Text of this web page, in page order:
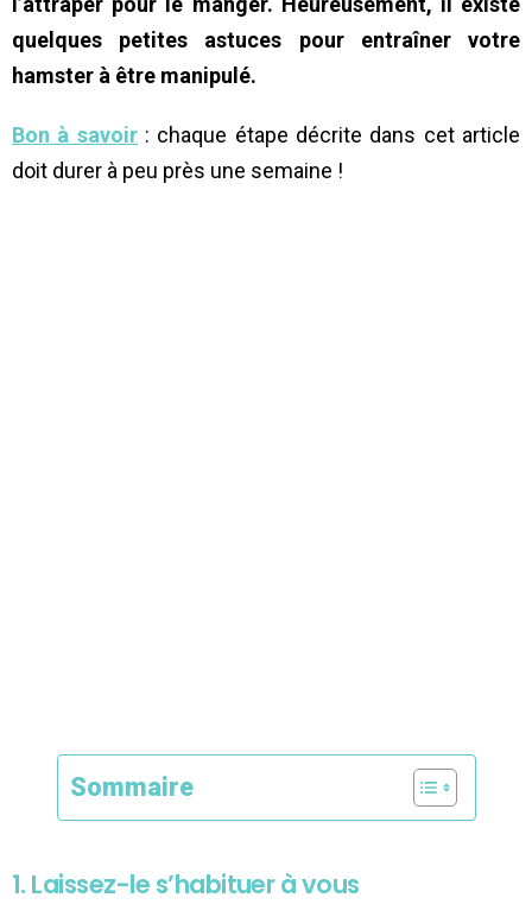
quelques petites astuces pour entraîner votre
hamster à être manipulé.
Bon à savoir: chaque étape décrite dans cet article
doit durer à peu près une semaine !
Sommaire
1. Laissez-le s’habituer à vous